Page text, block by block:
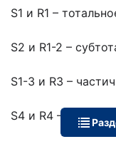
S1 и R1 –
S2 и R1-2 –
S1-3 и R3 –
S4 и R4 – биопсия